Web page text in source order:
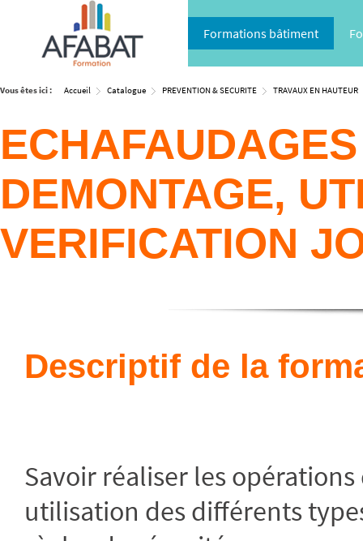
Formations bâtiment
Vous êtes ici : Accueil Catalogue PREVENTION & SECURITE TRAVAUX EN HAUTEUR
DEMONTAGE,
VERIFICATION
Descriptif de la
Savoir réaliser les
utilisation des différents